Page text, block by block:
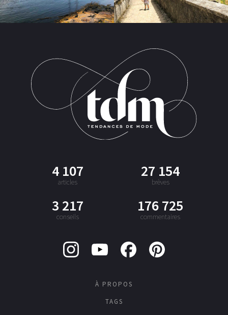
4 107
articles
27 154
brèves
3 217
conseils
176 725
commentaires
À PROPOS
TAGS